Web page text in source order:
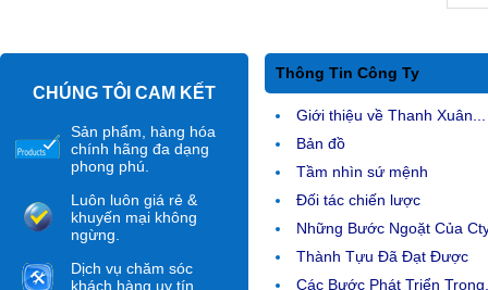
CHÚNG TÔI CAM KẾT
Sản phẩm, hàng hóa
chính hãng đa dạng
phong phú.
Luôn luôn giá rẻ &
khuyến mại không
ngừng.
Dịch vụ chăm sóc
khách hàng uy tín.
Thông Tin Công Ty
Giới thiệu về Thanh Xuân...
Bản đồ
Tầm nhìn sứ mệnh
Đối tác chiến lược
Những Bước Ngoặt Của
Thành Tựu Đã Đạt Được
Các Bước Phát Triển